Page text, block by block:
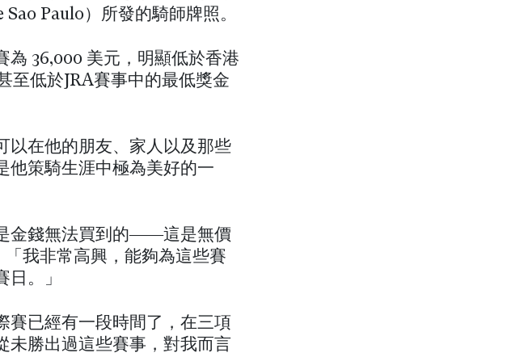
Paulo）所發的騎師牌照。
為 36,000 美元，明顯低於香港
至低於JRA賽事中的最低獎金
以在他的朋友、家人以及那些
他策騎生涯中極為美好的一
金錢無法買到的——這是無價
「我非常高興，能夠為這些賽
。」
賽已經有一段時間了，在三項
未勝出過這些賽事，對我而言